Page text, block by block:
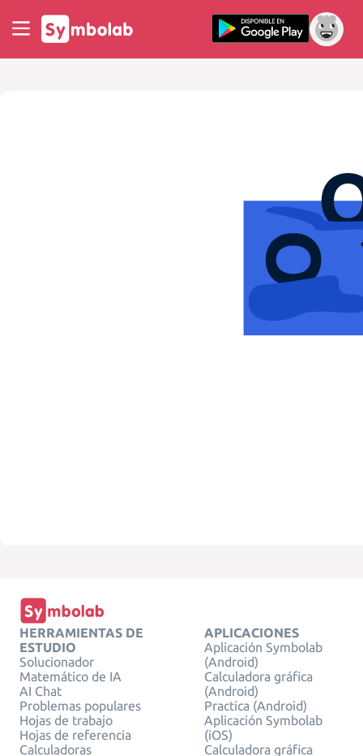
HERRAMIENTAS DE
ESTUDIO
Solucionador
Matemático de IA
AI Chat
Problemas populares
Hojas de trabajo
Hojas de referencia
Calculadoras
APLICACIONES
Aplicación Symbolab
(Android)
Calculadora gráfica
(Android)
Practica (Android)
Aplicación Symbolab
(iOS)
Calculadora gráfica